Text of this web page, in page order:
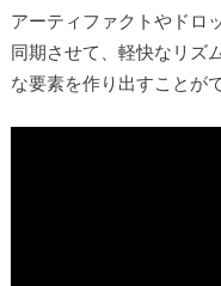
アーティファクトやドロ
同期させて、軽快なリズ
な要素を作り出すことが